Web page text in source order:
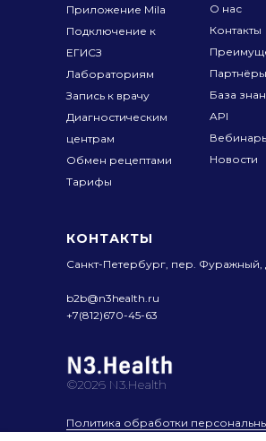
Политика обработки
КОНТАКТЫ
Санкт-Петербург, пер. Фуражный,
b2b@n3health.ru
+7(812)670-45-63
О нас
Контакты
Партнёры
База
API
Новости
©2026 N3.Health
Приложение Mila
Подключение к
ЕГИСЗ
Лабораториям
Запись к врачу
Диагностическим
центрам
Обмен рецептами
Тарифы